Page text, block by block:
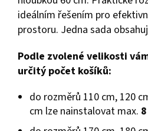
ideálním řešením pro
prostoru. Jedna sada
Podle zvolené velikosti
určitý počet košíků:
do rozměrů 110 cm, 120
cm lze nainstalovat max.